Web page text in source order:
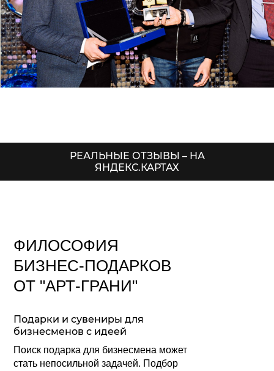
РЕАЛЬНЫЕ ОТЗЫВЫ – НА
ЯНДЕКС.КАРТАХ
ФИЛОСОФИЯ
БИЗНЕС-ПОДАРКОВ
ОТ "АРТ-ГРАНИ"
Подарки и сувениры для
бизнесменов с идеей
Поиск подарка для бизнесмена может
стать непосильной задачей. Подбор